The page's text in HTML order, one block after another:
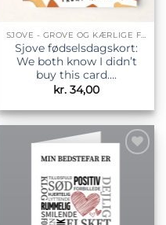
SJOVE - GROVE OG KÆRLIGE FØDSELSDAGSKORT
Sjove fødselsdagskort:
We both know I didn’t
buy this card….
kr. 34,00
Tilføj til
ønskeliste